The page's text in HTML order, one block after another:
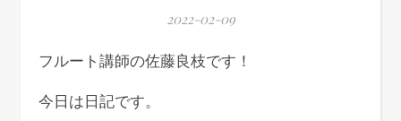
2022-02-09
フルート講師の佐藤良枝です！
今日は日記です。